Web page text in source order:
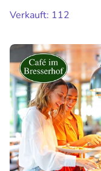
Verkauft: 112